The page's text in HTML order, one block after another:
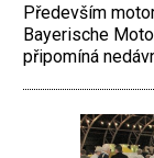
Především
Bayerische
připomíná